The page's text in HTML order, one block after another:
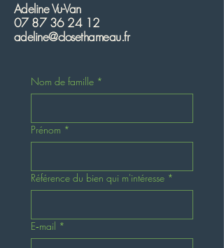
Adeline Vu-Van
07 87 36 24 12
adeline@closethameau.fr
Nom de famille *
Prénom *
Référence du bien qui m'intéresse *
E‑mail *